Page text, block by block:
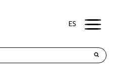
ES Menu